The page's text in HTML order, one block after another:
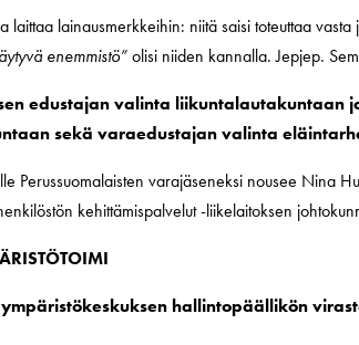
laittaa lainausmerkkeihin: niitä saisi toteuttaa vasta
enemmistö”olisi niiden kannalla. Jepjep.
edustajan valinta liikuntalautakuntaan
sekä varaedustajan valinta
Perussuomalaisten varajäseneksi nousee Nina
kehittämispalvelut -liikelaitoksen
ympäristökeskuksen hallintopäällikön